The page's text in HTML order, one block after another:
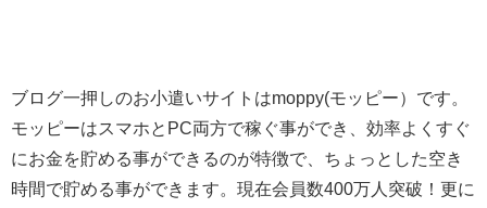
ブログ一押しのお小遣いサイトはmoppy(モッピー）です。
モッピーはスマホとPC両方で稼ぐ事ができ、効率よくすぐ
にお金を貯める事ができるのが特徴で、ちょっとした空き
時間で貯める事ができます。現在会員数400万人突破！更に